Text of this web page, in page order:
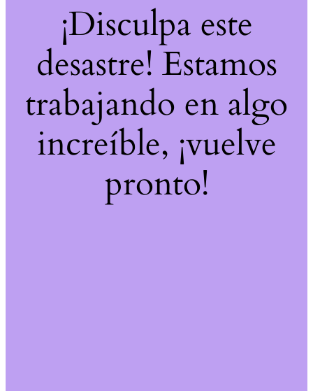
¡Disculpa este
desastre! Estamos
trabajando en algo
increíble, ¡vuelve
pronto!